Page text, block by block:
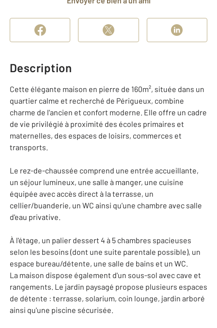
Description
Cette élégante maison en pierre de 160m², située dans un
quartier calme et recherché de Périgueux, combine
charme de l'ancien et confort moderne. Elle offre un cadre
de vie privilégié à proximité des écoles primaires et
maternelles, des espaces de loisirs, commerces et
transports.
Le rez-de-chaussée comprend une entrée accueillante,
un séjour lumineux, une salle à manger, une cuisine
équipée avec accès direct à la terrasse, un
cellier/buanderie, un WC ainsi qu'une chambre avec salle
d'eau privative.
À l'étage, un palier dessert 4 à 5 chambres spacieuses
selon les besoins (dont une suite parentale possible), un
espace bureau/détente, une salle de bains et un WC.
La maison dispose également d'un sous-sol avec cave et
rangements. Le jardin paysagé propose plusieurs espaces
de détente : terrasse, solarium, coin lounge, jardin arboré
ainsi qu'une piscine sécurisée.